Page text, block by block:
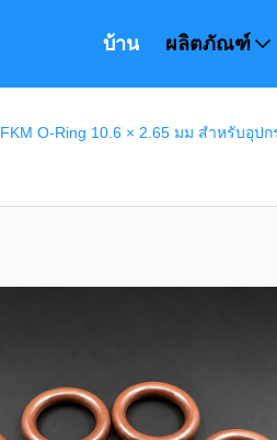
บ้าน ผลิตภัณฑ์
FKM O-Ring 10.6 × 2.65 มม สําหรับอุ